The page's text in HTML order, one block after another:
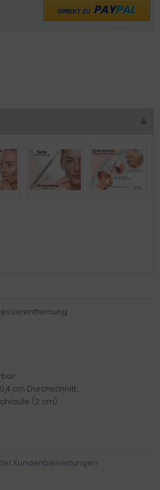
DIREKT ZU PAYPAL
cm Durchschnitt,
(2 cm)
Kundenbewertungen